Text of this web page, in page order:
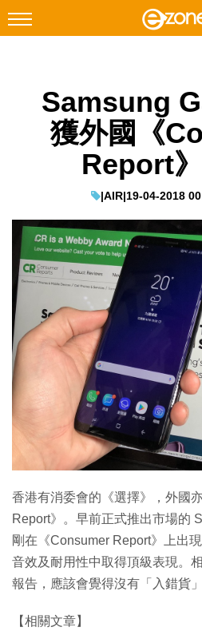
Facebook Instagram
科技焦點
教學評測
EduTech
IT Times
生成式AI與雲端應用
Enterprise Digital Transformation
特集
Samsung
獲外國《
Report
|AIR|19-04-2018
香港有消委會的《選擇》，外國
Report》。早前正式推出市場的
剛在《Consumer Report》上出
音效及耐用性中取得頂級表現。
報告，應該會覺得沒有「入錯貨」
【相關文章】